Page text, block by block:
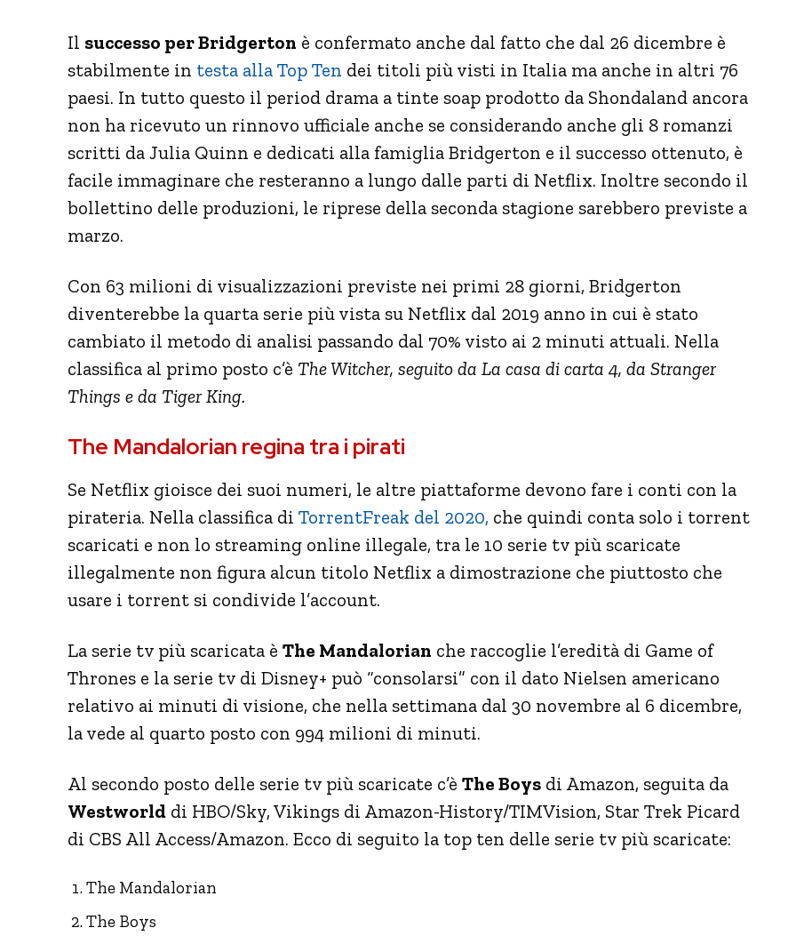
Il successo per Bridgerton è confermato anche dal fatto che dal 26 dicembre è
stabilmente in testa alla Top Ten dei titoli più visti in Italia ma anche in altri 76
paesi. In tutto questo il period drama a tinte soap prodotto da Shondaland ancora
non ha ricevuto un rinnovo ufficiale anche se considerando anche gli 8 romanzi
scritti da Julia Quinn e dedicati alla famiglia Bridgerton e il successo ottenuto, è
facile immaginare che resteranno a lungo dalle parti di Netflix. Inoltre secondo il
bollettino delle produzioni, le riprese della seconda stagione sarebbero previste a
marzo.
Con 63 milioni di visualizzazioni previste nei primi 28 giorni, Bridgerton
diventerebbe la quarta serie più vista su Netflix dal 2019 anno in cui è stato
cambiato il metodo di analisi passando dal 70% visto ai 2 minuti attuali. Nella
classifica al primo posto c’è The Witcher, seguito da La casa di carta 4, da Stranger
Things e da Tiger King.
The Mandalorian regina tra i pirati
Se Netflix gioisce dei suoi numeri, le altre piattaforme devono fare i conti con la
pirateria. Nella classifica di TorrentFreak del 2020, che quindi conta solo i torrent
scaricati e non lo streaming online illegale, tra le 10 serie tv più scaricate
illegalmente non figura alcun titolo Netflix a dimostrazione che piuttosto che
usare i torrent si condivide l’account.
La serie tv più scaricata è The Mandalorian che raccoglie l’eredità di Game of
Thrones e la serie tv di Disney+ può “consolarsi” con il dato Nielsen americano
relativo ai minuti di visione, che nella settimana dal 30 novembre al 6 dicembre,
la vede al quarto posto con 994 milioni di minuti.
Al secondo posto delle serie tv più scaricate c’è The Boys di Amazon, seguita da
Westworld di HBO/Sky, Vikings di Amazon-History/TIMVision, Star Trek Picard
di CBS All Access/Amazon. Ecco di seguito la top ten delle serie tv più scaricate:
The Mandalorian
The Boys